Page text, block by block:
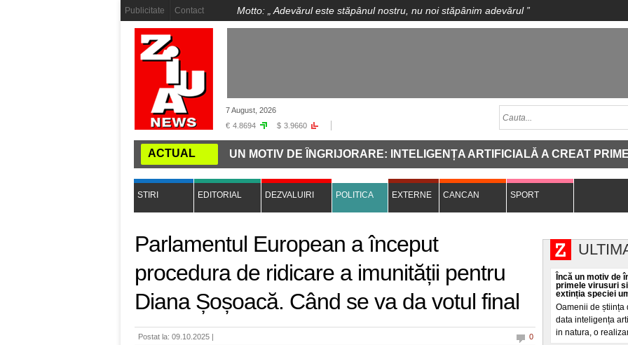
Publicitate Contact Motto: „ Adevărul este stăpânul nostru, nu noi stăpânim adevărul”
7 August, 2026
€ 4.8694 $ 3.9660
ACTUAL
ÎNCĂ UN MOTIV DE ÎNGRIJORARE: INTELIGENȚA ARTIFICIALĂ A CREAT PRIMELE
STIRI EDITORIAL DEZVALUIRI POLITICA EXTERNE CANCAN SPORT
Parlamentul European a început
procedura de ridicare a imunității pentru
Diana Șoșoacă. Când se va da votul final
Postat la: 09.10.2025 | 0
Încă un motiv de
primele virusuri
extinția speciei
Oamenii de știința
data inteligența
in natura, o